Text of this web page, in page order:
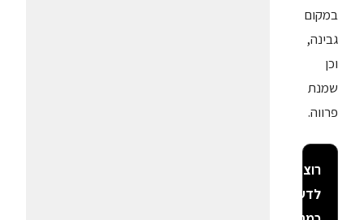
במקום
גבינה,
וכן
שמנת
פרווה.
רוצה
לדעת